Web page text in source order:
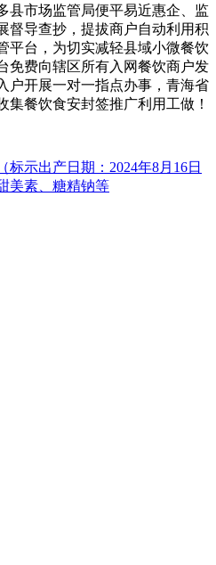
县市场监管局便平易近惠企、监
督导查抄，提拔商户自动利用积
平台，为切实减轻县域小微餐饮
免费向辖区所有入网餐饮商户发
户开展一对一指点办事，青海省
集餐饮食安封签推广利用工做！
标示出产日期：2024年8月16日
美素、糖精钠等